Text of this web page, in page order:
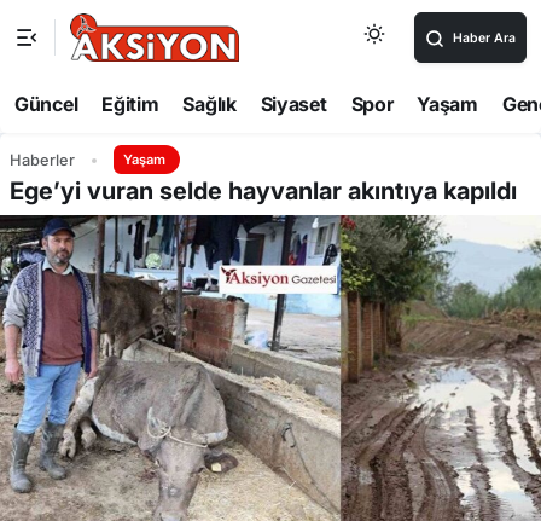
Haber Ara
Güncel Eğitim Sağlık Siyaset Spor Yaşam
Haberler Yaşam
Ege’yi vuran selde hayvanlar akıntıya kapıldı